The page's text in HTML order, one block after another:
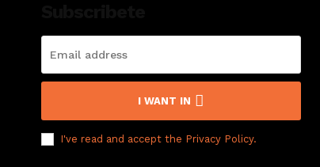
I WANT IN
I've read and accept the Privacy Policy.